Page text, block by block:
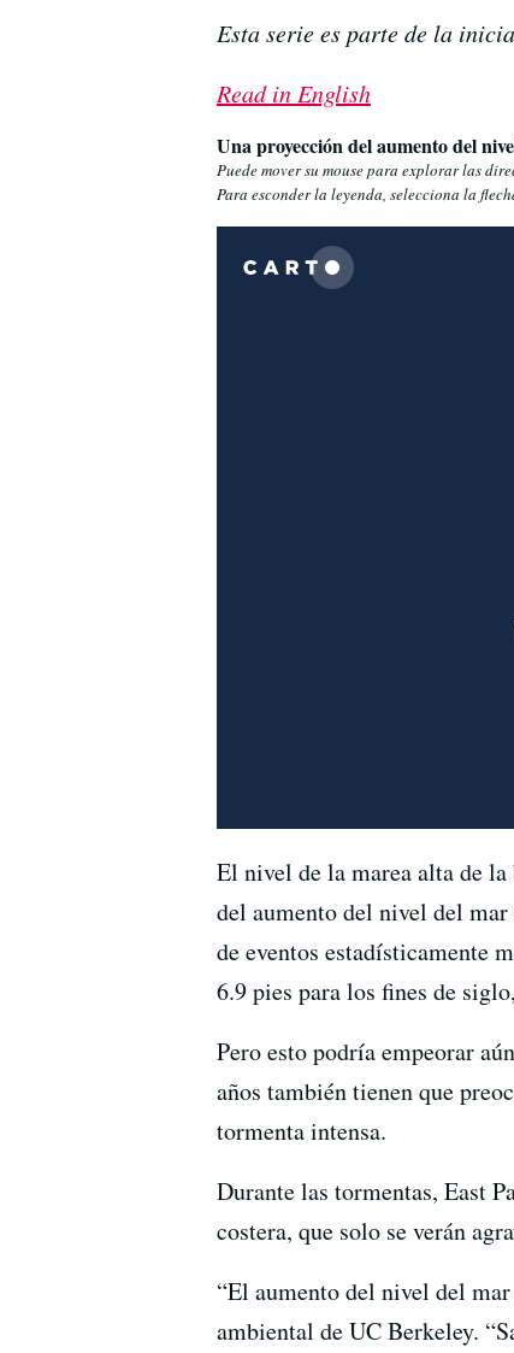
Esta serie es parte de la
Read in English
Una proyección del aumento del
Puede mover su mouse para explorar las
Para esconder la leyenda, selecciona la
El nivel de la marea alta de
del aumento del nivel del
de eventos estadísticamente
6.9 pies para los fines de
Pero esto podría empeorar
años también tienen que
tormenta intensa.
Durante las tormentas, East
costera, que solo se verán
“El aumento del nivel del
ambiental de UC Berkeley.